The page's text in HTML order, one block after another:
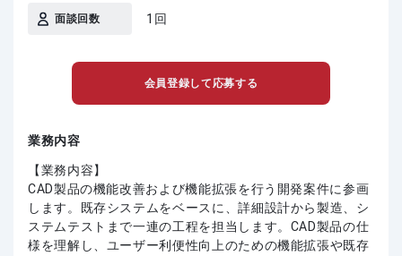
面談回数 1回
会員登録して応募する
業務内容
【業務内容】
CAD製品の機能改善および機能拡張を行う開発案件に参画
します。既存システムをベースに、詳細設計から製造、シ
ステムテストまで一連の工程を担当します。CAD製品の仕
様を理解し、ユーザー利便性向上のための機能拡張や既存